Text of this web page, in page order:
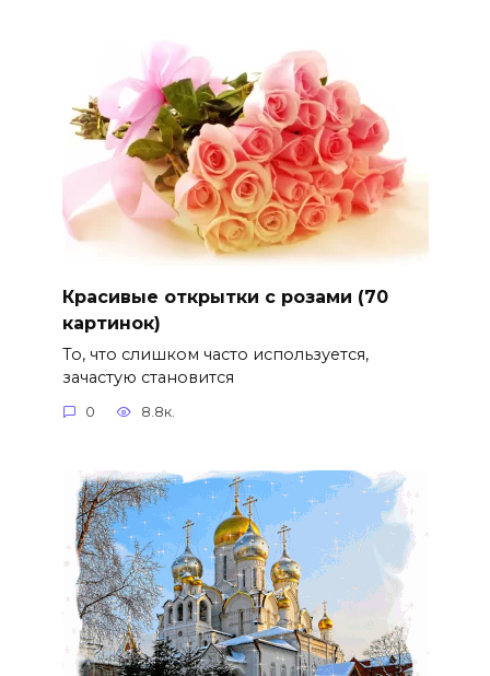
Красивые открытки с розами (70
картинок)
То, что слишком часто используется,
зачастую становится
0 8.8к.